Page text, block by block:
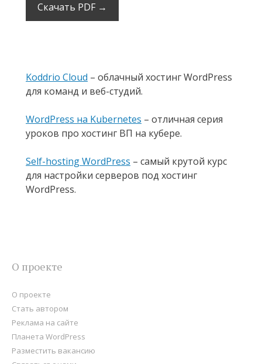
Скачать PDF →
Koddrio Cloud – облачный хостинг WordPress
для команд и веб-студий.
WordPress на Kubernetes – отличная серия
уроков про хостинг ВП на кубере.
Self-hosting WordPress – самый крутой курс
для настройки серверов под хостинг
WordPress.
О проекте
О проекте
Стать автором
Реклама на сайте
Планета WordPress
Разместить вакансию